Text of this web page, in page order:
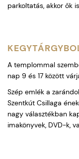
parkoltatás, akkor ők
A templommal
nap 9 és 17 között
Szép emlék a
Szentkút Csillaga
nagy választékban
imakönyvek, DVD-k,